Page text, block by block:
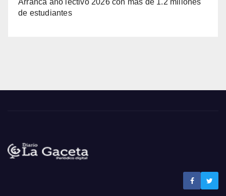
Arranca año lectivo 2026 con más de 1.2 millones
de estudiantes